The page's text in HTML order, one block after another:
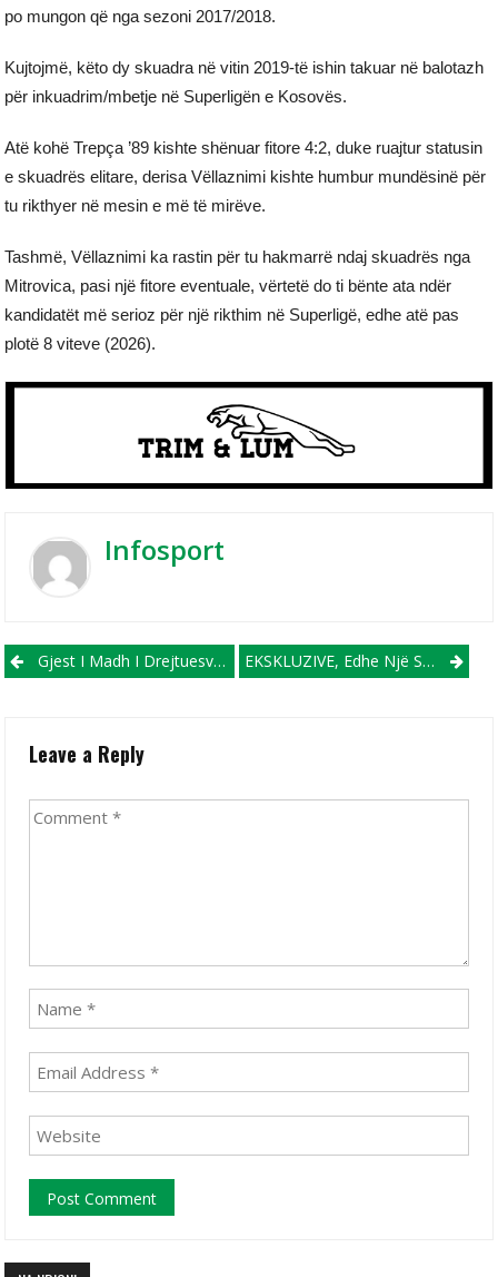
po mungon që nga sezoni 2017/2018.
Kujtojmë, këto dy skuadra në vitin 2019-të ishin takuar në balotazh
për inkuadrim/mbetje në Superligën e Kosovës.
Atë kohë Trepça ’89 kishte shënuar fitore 4:2, duke ruajtur statusin
e skuadrës elitare, derisa Vëllaznimi kishte humbur mundësinë për
tu rikthyer në mesin e më të mirëve.
Tashmë, Vëllaznimi ka rastin për tu hakmarrë ndaj skuadrës nga
Mitrovica, pasi një fitore eventuale, vërtetë do ti bënte ata ndër
kandidatët më serioz për një rikthim në Superligë, edhe atë pas
plotë 8 viteve (2026).
Infosport
Post navigation
Gjest I Madh I Drejtuesve Të Bashkimit, Që Duhet Duartrokitur! EKSKLUZIVE, Edhe Një Shqiptarë Gati Për T’iu Bashkuar Përfaqësueses Së Maqedonisë!
Leave a Reply